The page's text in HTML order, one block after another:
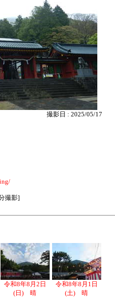
撮影日 : 2025/05/17
撮影]
令和8年8月2日
(日) 晴
令和8年8月1日
(土) 晴